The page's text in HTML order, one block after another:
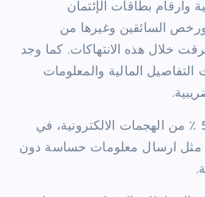
وارقام بطاقات الإئتمان
السائقين وغيرها من
خلال هذه الانتهاكات. كما وجد
المالية والمعلومات
ويمثل عصابات الانترنيت 59 ٪ من الهجمات الالكترونية، في
مثل ارسال معلومات حساسة دون